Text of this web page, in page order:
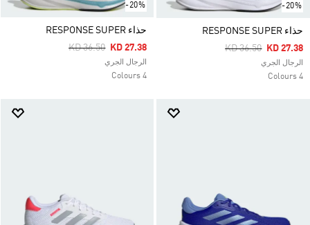
-20%
حذاء RESPONSE SUPER
Price Reduced
KD 36.50ToKD 27.38
الرجال الجري
4 Colours
-20%
حذاء RESPONSE SUPER
Price Reduced From
KD 36.50ToKD 27.38
الرجال الجري
4 Colours